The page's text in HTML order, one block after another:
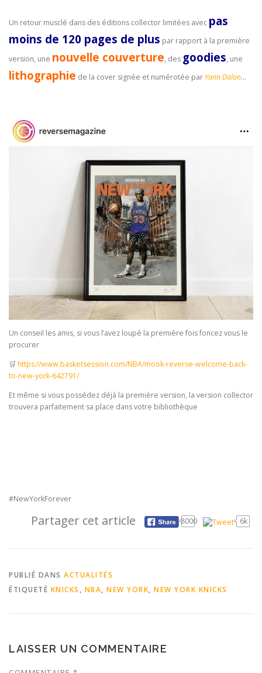
Un retour musclé dans des éditions collector limitées avec pas
moins de 120 pages de plus par rapport à la première
version, une nouvelle couverture, des goodies, une
lithographie de la cover signée et numérotée par Yann Dalon…
Un conseil les amis, si vous l’avez loupé la première fois foncez vous le
procurer
🛒https://www.basketsession.com/NBA/mook-reverse-welcome-back-
to-new-york-642791/
Et même si vous possédez déjà la première version, la version collector
trouvera parfaitement sa place dans votre bibliothèque
#NewYorkForever
Partager cet article 8000 6k
PUBLIÉ DANS ACTUALITÉS
ÉTIQUETÉ KNICKS , NBA, NEW YORK, NEW YORK KNICKS
LAISSER UN COMMENTAIRE